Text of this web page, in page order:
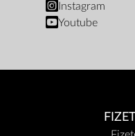
Instagram
Youtube